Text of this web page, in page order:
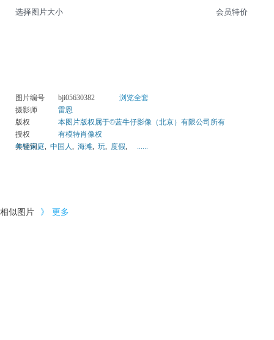
选择图片大小 会员特价
图片编号 bji05630382
浏览全套
摄影师
雷恩
版权
本图片版权属于©蓝牛仔影像（北京）有限公司所有
授权
有模特肖像权
关键词
年轻家庭, 中国人, 海滩, 玩, 度假, ......
相似图片 》 更多